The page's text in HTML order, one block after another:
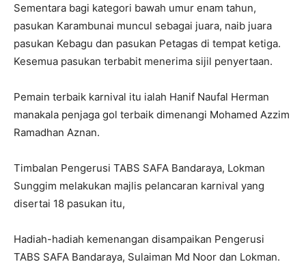
Sementara bagi kategori bawah umur enam tahun,
pasukan Karambunai muncul sebagai juara, naib juara
pasukan Kebagu dan pasukan Petagas di tempat ketiga.
Kesemua pasukan terbabit menerima sijil penyertaan.
Pemain terbaik karnival itu ialah Hanif Naufal Herman
manakala penjaga gol terbaik dimenangi Mohamed Azzim
Ramadhan Aznan.
Timbalan Pengerusi TABS SAFA Bandaraya, Lokman
Sunggim melakukan majlis pelancaran karnival yang
disertai 18 pasukan itu,
Hadiah-hadiah kemenangan disampaikan Pengerusi
TABS SAFA Bandaraya, Sulaiman Md Noor dan Lokman.